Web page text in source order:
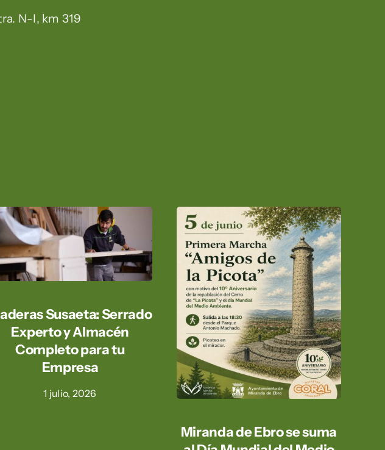
N-I, km 319
Susaeta: Serrado
Experto y Almacén
Completo para tu
Empresa
1 julio, 2026
Miranda de Ebro se suma